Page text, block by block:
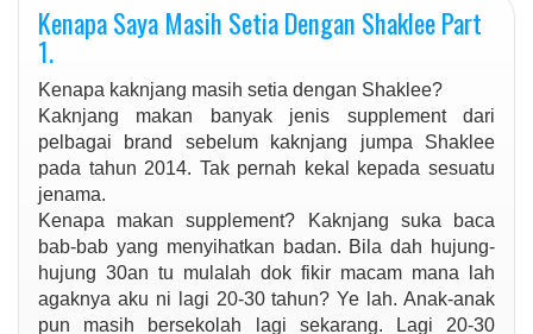
Kenapa Saya Masih Setia Dengan Shaklee Part
1.
Kenapa kaknjang masih setia dengan Shaklee?
Kaknjang makan banyak jenis supplement dari
pelbagai brand sebelum kaknjang jumpa Shaklee
pada tahun 2014. Tak pernah kekal kepada sesuatu
jenama.
Kenapa makan supplement? Kaknjang suka baca
bab-bab yang menyihatkan badan. Bila dah hujung-
hujung 30an tu mulalah dok fikir macam mana lah
agaknya aku ni lagi 20-30 tahun? Ye lah. Anak-anak
pun masih bersekolah lagi sekarang. Lagi 20-30